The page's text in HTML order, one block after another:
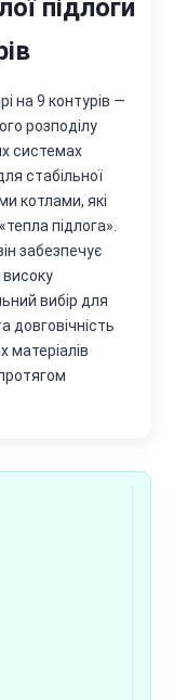
підлоги
на 9 контурів —
розподілу
системах
стабільної
котлами, які
підлога».
забезпечує
високу
вибір для
довговічність
матеріалів